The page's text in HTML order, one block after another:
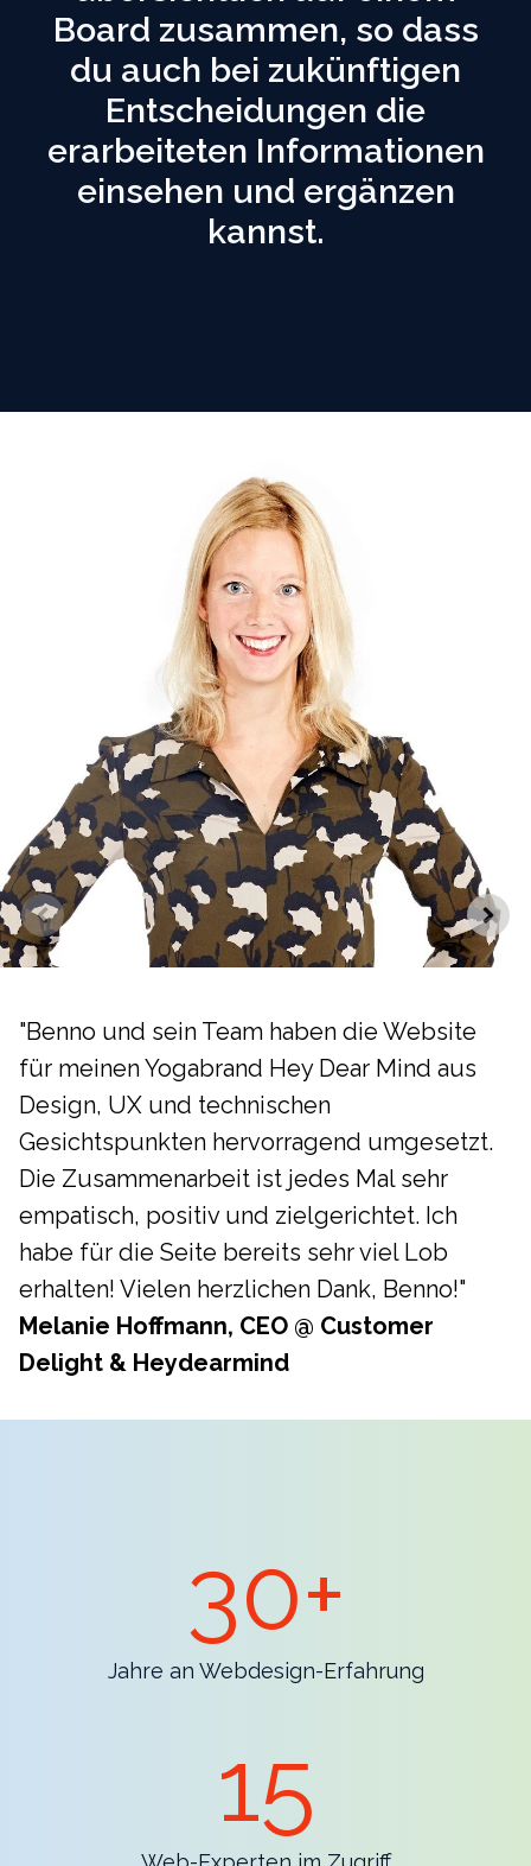
Board zusammen, so dass
du auch bei zukünftigen
Entscheidungen die
erarbeiteten Informationen
einsehen und ergänzen
kannst.
"Benno und sein Team haben die Website
für meinen Yogabrand Hey Dear Mind aus
Design, UX und technischen
Gesichtspunkten hervorragend umgesetzt.
Die Zusammenarbeit ist jedes Mal sehr
empatisch, positiv und zielgerichtet. Ich
habe für die Seite bereits sehr viel Lob
erhalten! Vielen herzlichen Dank, Benno!"
Melanie Hoffmann, CEO @ Customer
Delight & Heydearmind
30+
Jahre an Webdesign-Erfahrung
15